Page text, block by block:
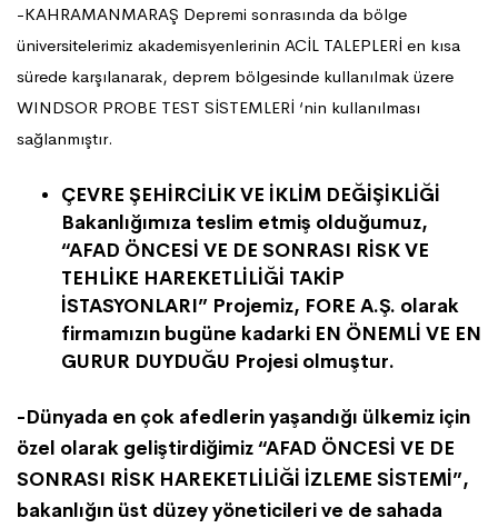
-KAHRAMANMARAŞ Depremi sonrasında da bölge
üniversitelerimiz akademisyenlerinin ACİL TALEPLERİ en kısa
sürede karşılanarak, deprem bölgesinde kullanılmak üzere
WINDSOR PROBE TEST SİSTEMLERİ ‘nin kullanılması
sağlanmıştır.
ÇEVRE ŞEHİRCİLİK VE İKLİM DEĞİŞİKLİĞİ
Bakanlığımıza teslim etmiş olduğumuz,
“AFAD ÖNCESİ VE DE SONRASI RİSK VE
TEHLİKE HAREKETLİLİĞİ TAKİP
İSTASYONLARI” Projemiz, FORE A.Ş. olarak
firmamızın bugüne kadarki EN ÖNEMLİ VE EN
GURUR DUYDUĞU Projesi olmuştur.
-Dünyada en çok afedlerin yaşandığı ülkemiz için
özel olarak geliştirdiğimiz “AFAD ÖNCESİ VE DE
SONRASI RİSK HAREKETLİLİĞİ İZLEME SİSTEMİ”,
bakanlığın üst düzey yöneticileri ve de sahada